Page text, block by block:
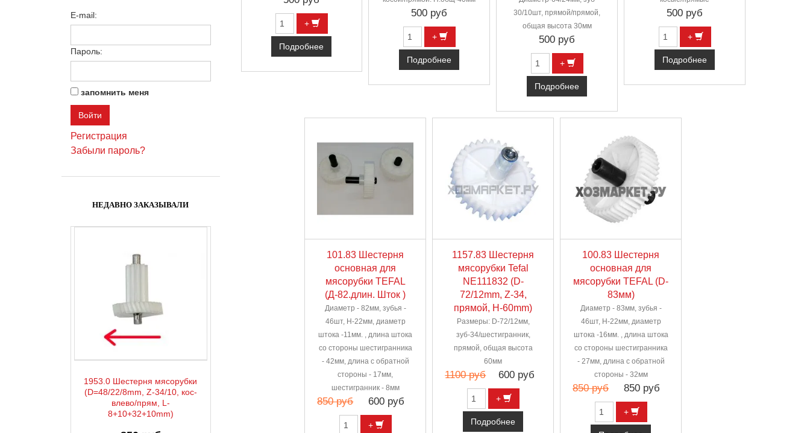
+
Подробнее
500 руб
+
Подробнее
30/10шт, прямой/прямой,
общая высота 30мм
500 руб
+
Подробнее
500 руб
+
Подробнее
101.83 Шестерня
основная для
мясорубки TEFAL
(Д-82.длин. Шток )
Диаметр - 82мм, зубья -
46шт, H-22мм, диаметр
штока -11мм. , длина штока
со стороны шестигранника
- 42мм, длина с обратной
стороны - 17мм,
шестигранник - 8мм
850 руб 600 руб
+
1157.83 Шестерня
мясорубки Tefal
NE111832 (D-
72/12mm, Z-34,
прямой, H-60mm)
Размеры: D-72/12мм,
зуб-34/шестигранник,
прямой, общая высота
60мм
1100 руб 600 руб
+
Подробнее
100.83 Шестерня
основная для
мясорубки TEFAL (D-
83мм)
Диаметр - 83мм, зубья -
46шт, H-22мм, диаметр
штока -16мм. , длина штока
со стороны шестигранника
- 27мм, длина с обратной
стороны - 32мм
850 руб 850 руб
+
E-mail:
Пароль:
запомнить меня
Регистрация
Забыли пароль?
НЕДАВНО ЗАКАЗЫВАЛИ
1953.0 Шестерня мясорубки
(D=48/22/8mm, Z-34/10, кос-
влево/прям, L-
8+10+32+10mm)